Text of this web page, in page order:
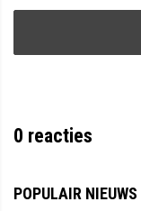
0 reacties
POPULAIR NIEUWS